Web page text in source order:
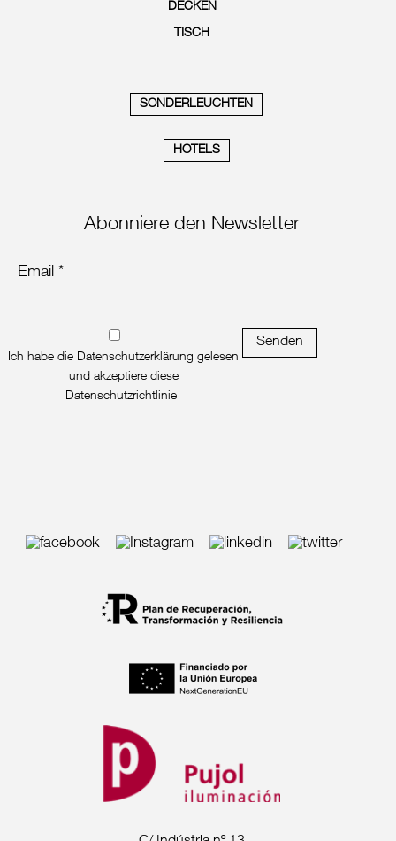
DECKEN
TISCH
SONDERLEUCHTEN
HOTELS
Abonniere den Newsletter
Email *
Ich habe die Datenschutzerklärung gelesen
und akzeptiere diese
Datenschutzrichtlinie
Senden